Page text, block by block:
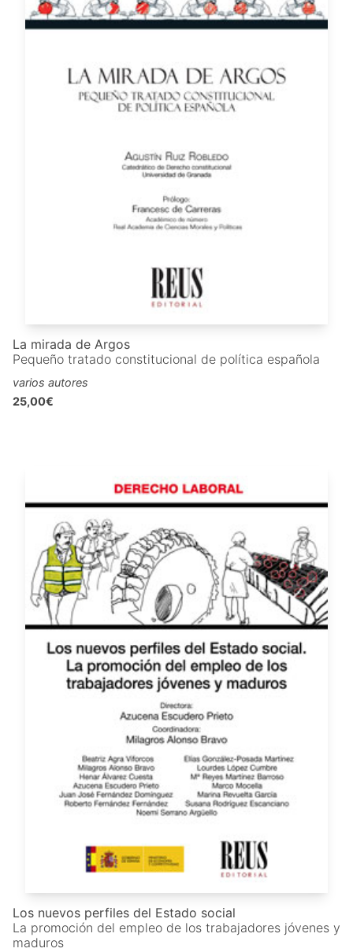
La mirada de Argos
Pequeño tratado constitucional de política española
varios autores
25,00€
Los nuevos perfiles del Estado social
La promoción del empleo de los trabajadores jóvenes y
maduros